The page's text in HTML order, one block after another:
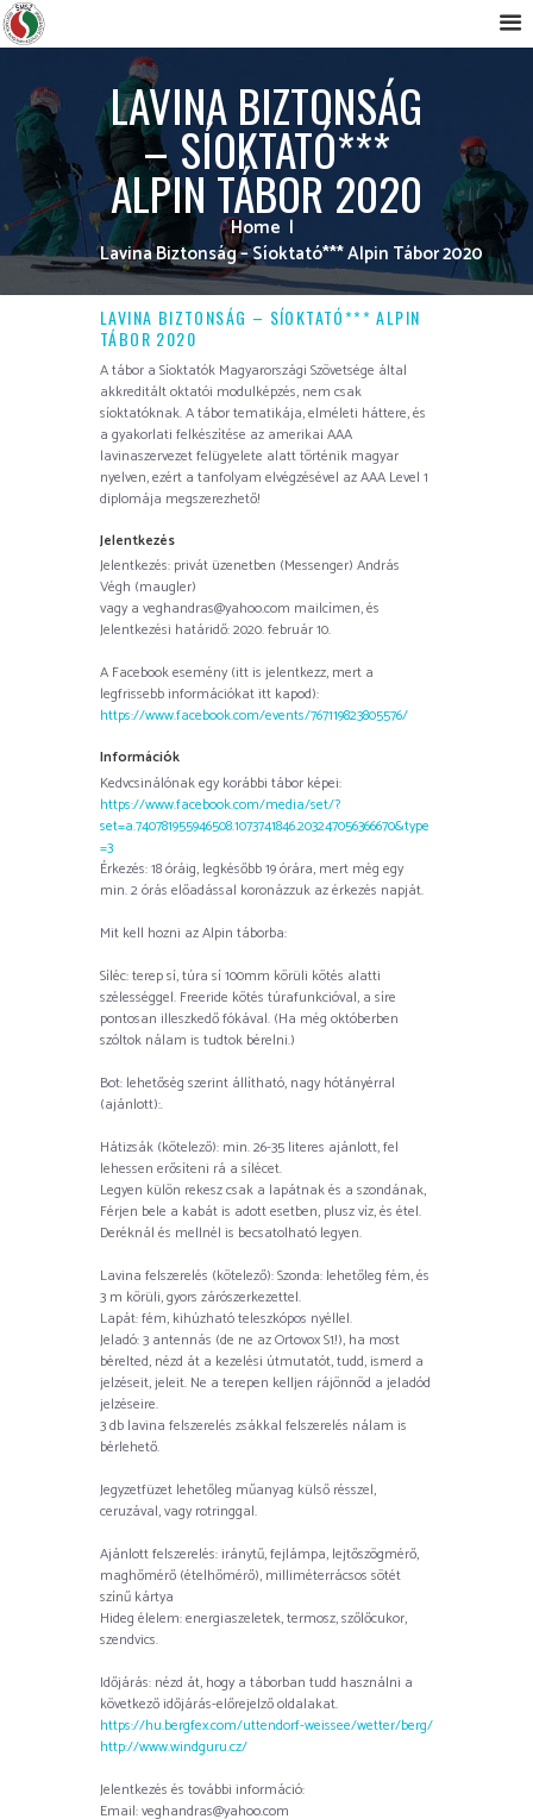
LAVINA BIZTONSÁG
– SÍOKTATÓ***
ALPIN TÁBOR 2020
Home
Lavina Biztonság – Síoktató*** Alpin Tábor 2020
LAVINA BIZTONSÁG – SÍOKTATÓ*** ALPIN
TÁBOR 2020
A tábor a Síoktatók Magyarországi Szövetsége által
akkreditált oktatói modulképzés, nem csak
síoktatóknak. A tábor tematikája, elméleti háttere, és
a gyakorlati felkészítése az amerikai AAA
lavinaszervezet felügyelete alatt történik magyar
nyelven, ezért a tanfolyam elvégzésével az AAA Level 1
diplomája megszerezhető!
Jelentkezés
Jelentkezés: privát üzenetben (Messenger) András
Végh (maugler)
vagy a veghandras@yahoo.com mailcímen, és
Jelentkezési határidő: 2020. február 10.
A Facebook esemény (itt is jelentkezz, mert a
legfrissebb információkat itt kapod):
https://www.facebook.com/events/767119823805576/
Információk
Kedvcsinálónak egy korábbi tábor képei:
https://www.facebook.com/media/set/?
set=a.740781955946508.1073741846.203247056366670&type
=3
Érkezés: 18 óráig, legkésőbb 19 órára, mert még egy
min. 2 órás előadással koronázzuk az érkezés napját.
Mit kell hozni az Alpin táborba:
Síléc: terep sí, túra sí 100mm körüli kötés alatti
szélességgel. Freeride kötés túrafunkcióval, a síre
pontosan illeszkedő fókával. (Ha még októberben
szóltok nálam is tudtok bérelni.)
Bot: lehetőség szerint állítható, nagy hótányérral
(ajánlott):.
Hátizsák (kötelező): min. 26-35 literes ajánlott, fel
lehessen erősíteni rá a sílécet.
Legyen külön rekesz csak a lapátnak és a szondának,
Férjen bele a kabát is adott esetben, plusz víz, és étel.
Deréknál és mellnél is becsatolható legyen.
Lavina felszerelés (kötelező): Szonda: lehetőleg fém, és
3 m körüli, gyors zárószerkezettel.
Lapát: fém, kihúzható teleszkópos nyéllel.
Jeladó: 3 antennás (de ne az Ortovox S1!), ha most
bérelted, nézd át a kezelési útmutatót, tudd, ismerd a
jelzéseit, jeleit. Ne a terepen kelljen rájönnöd a jeladód
jelzéseire.
3 db lavina felszerelés zsákkal felszerelés nálam is
bérlehető.
Jegyzetfüzet lehetőleg műanyag külső résszel,
ceruzával, vagy rotringgal.
Ajánlott felszerelés: iránytű, fejlámpa, lejtőszögmérő,
maghőmérő (ételhőmérő), milliméterrácsos sötét
színű kártya
Hideg élelem: energiaszeletek, termosz, szőlőcukor,
szendvics.
Időjárás: nézd át, hogy a táborban tudd használni a
következő időjárás-előrejelző oldalakat.
https://hu.bergfex.com/uttendorf-weissee/wetter/berg/
http://www.windguru.cz/
Jelentkezés és további információ:
Email: veghandras@yahoo.com